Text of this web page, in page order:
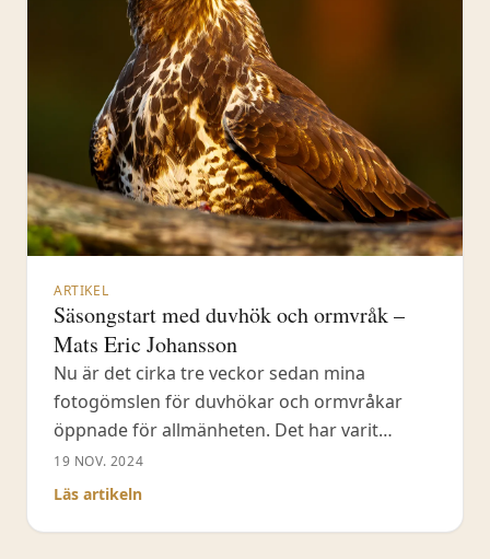
ARTIKEL
Säsongstart med duvhök och ormvråk –
Mats Eric Johansson
Nu är det cirka tre veckor sedan mina
fotogömslen för duvhökar och ormvråkar
öppnade för allmänheten. Det har varit
väldigt lyckat med många fina möten med
mina två duvhökar och ormvråkarna. Igår var
19 NOV. 2024
Läs artikeln